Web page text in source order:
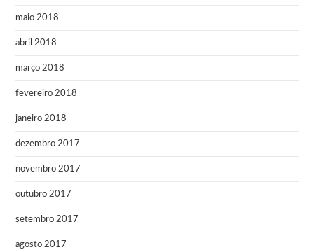
maio 2018
abril 2018
março 2018
fevereiro 2018
janeiro 2018
dezembro 2017
novembro 2017
outubro 2017
setembro 2017
agosto 2017